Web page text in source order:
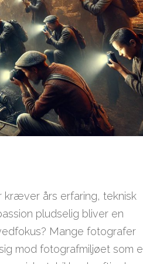
kræver års erfaring, teknisk
pludselig bliver en
Mange fotografer
mod fotografmiljøet som